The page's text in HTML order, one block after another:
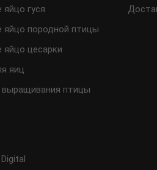
гуся
яйцо породной птицы
яйцо цесарки
яиц
выращивания птицы